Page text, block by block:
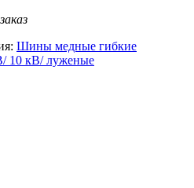
Шины медные гибкие
10 кВ/ луженые